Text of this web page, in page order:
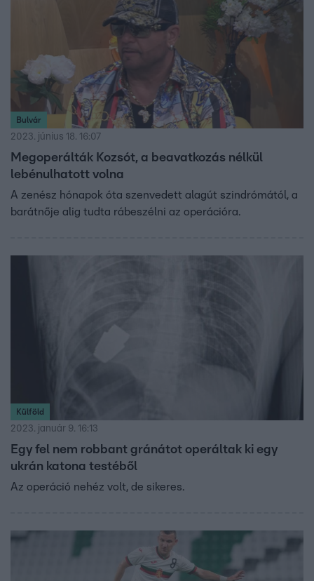
Bulvár
2023. június 18. 16:07
Megoperálták Kozsót, a beavatkozás nélkül
lebénulhatott volna
A zenész hónapok óta szenvedett alagút szindrómától, a
barátnője alig tudta rábeszélni az operációra.
Külföld
2023. január 9. 16:13
Egy fel nem robbant gránátot operáltak ki egy
ukrán katona testéből
Az operáció nehéz volt, de sikeres.